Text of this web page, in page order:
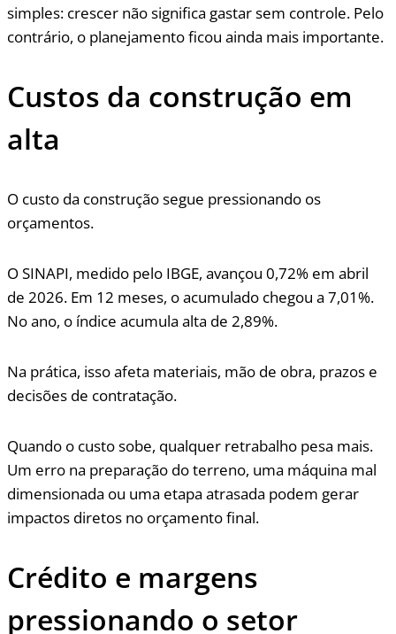
simples: crescer não significa gastar sem controle. Pelo
contrário, o planejamento ficou ainda mais importante.
Custos da construção em
alta
O custo da construção segue pressionando os
orçamentos.
O SINAPI, medido pelo IBGE, avançou 0,72% em abril
de 2026. Em 12 meses, o acumulado chegou a 7,01%.
No ano, o índice acumula alta de 2,89%.
Na prática, isso afeta materiais, mão de obra, prazos e
decisões de contratação.
Quando o custo sobe, qualquer retrabalho pesa mais.
Um erro na preparação do terreno, uma máquina mal
dimensionada ou uma etapa atrasada podem gerar
impactos diretos no orçamento final.
Crédito e margens
pressionando o setor